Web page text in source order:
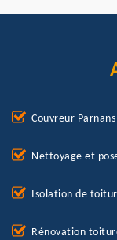
Couvreur Parnans
Nettoyage et
Isolation de
Rénovation